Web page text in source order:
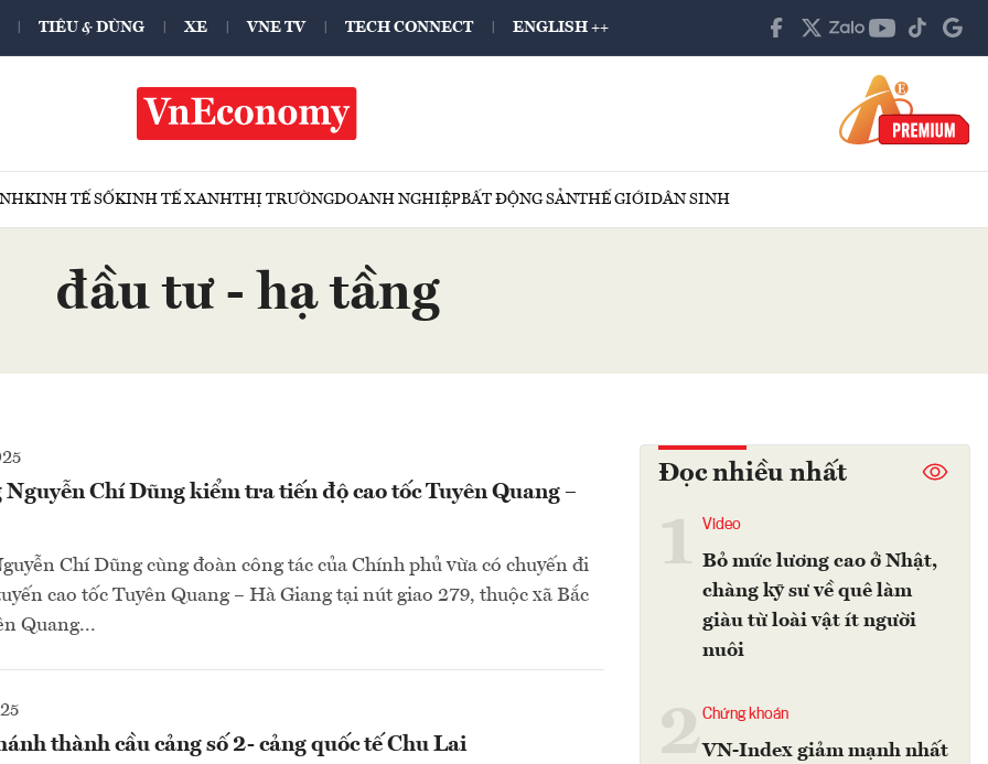
TIÊU & DÙNG XE VNE TV TECH CONNECT ENGLISH ++
KINH TẾ SỐKINH TẾ XANHTHỊ TRƯỜNGDOANH NGHIỆPBẤT ĐỘNG SẢNTHẾ GIỚIDÂN SINH
đầu tư - hạ tầng
Chí Dũng kiểm tra tiến độ cao tốc Tuyên Quang –
Chí Dũng cùng đoàn công tác của Chính phủ vừa có chuyến đi
cao tốc Tuyên Quang – Hà Giang tại nút giao 279, thuộc xã Bắc
Quang...
thành cầu cảng số 2- cảng quốc tế Chu Lai
Đọc nhiều nhất
Video
Bỏ mức lương cao ở Nhật,
chàng kỹ sư về quê làm
giàu từ loài vật ít người
nuôi
2Chứng khoán
VN-Index giảm mạnh nhất